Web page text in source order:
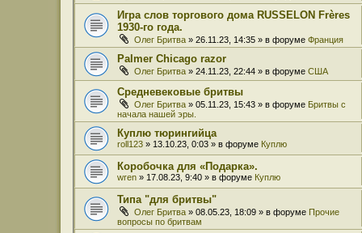
Игра слов торгового дома RUSSELON Frères
1930-го года.
Олег Бритва » 26.11.23, 14:35 » в форуме Франция
Palmer Chicago razor
Олег Бритва » 24.11.23, 22:44 » в форуме США
Средневековые бритвы
Олег Бритва » 05.11.23, 15:43 » в форуме Бритвы с
начала нашей эры.
Куплю тюрингийца
roll123 » 13.10.23, 0:03 » в форуме Куплю
Коробочка для «Подарка».
wren » 17.08.23, 9:40 » в форуме Куплю
Типа "для бритвы"
Олег Бритва » 08.05.23, 18:09 » в форуме Прочие
вопросы по бритвам